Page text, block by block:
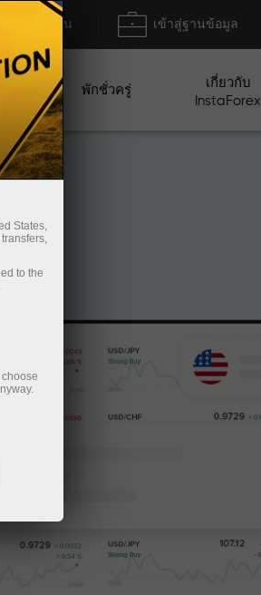
ฝาก/ถอน เข้าสู่ฐานข้อมูล
พักชั่วครู่
เกี่ยวกับ
InstaForex
States,
to the